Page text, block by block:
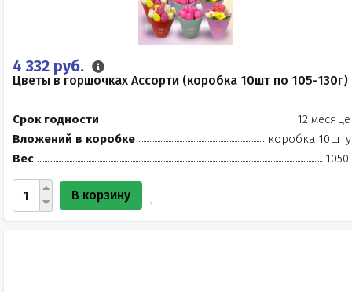
4 332 руб.
Цветы в горшочках Ассорти (коробка 10шт по 105-130г)
Срок годности
12
Вложений в коробке
коробка
Вес
1050
В корзину